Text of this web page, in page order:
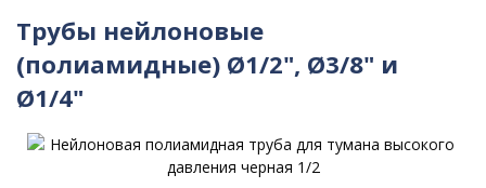
Трубы нейлоновые
(полиамидные) Ø1/2", Ø3/8" и
Ø1/4"